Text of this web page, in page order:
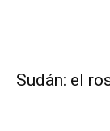
Sudán: el